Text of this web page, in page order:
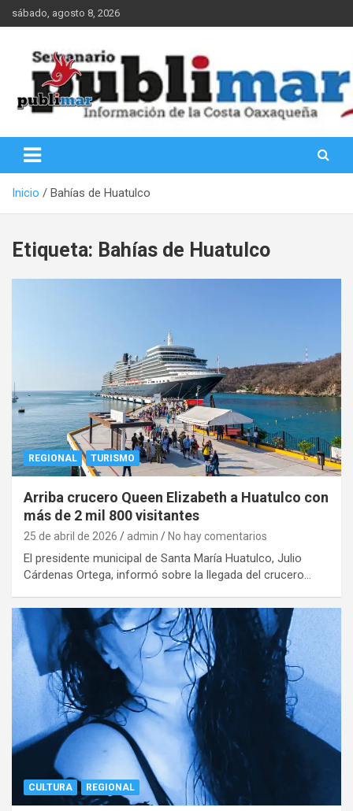
Saltar
al
sábado, agosto 8, 2026
PubliMar
Inicio Bahías de Huatulco
Etiqueta: Bahías de Huatulco
REGIONAL TURISMO
Arriba crucero Queen Elizabeth a Huatulco con
más de 2 mil 800 visitantes
25 de abril de 2026 admin No hay comentarios
El presidente municipal de Santa María Huatulco, Julio
Cárdenas Ortega, informó sobre la llegada del crucero…
CULTURA REGIONAL